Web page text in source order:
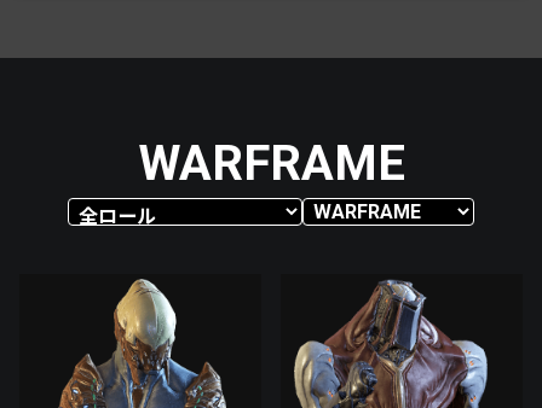
WARFRAME